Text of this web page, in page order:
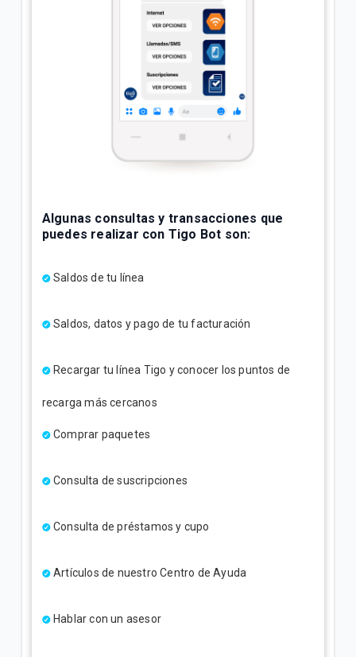
Algunas consultas y transacciones que
puedes realizar con Tigo Bot son:
Saldos de tu línea
Saldos, datos y pago de tu facturación
Recargar tu línea Tigo y conocer los puntos de
recarga más cercanos
Comprar paquetes
Consulta de suscripciones
Consulta de préstamos y cupo
Artículos de nuestro Centro de Ayuda
Hablar con un asesor